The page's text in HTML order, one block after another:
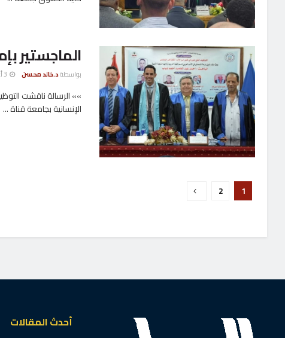
الماجستير
بواسطةد.خالد محسن
»» الرسالة ناقشت
الإنسانية بجامعة قناة ...
1
2
أحدث المقالات